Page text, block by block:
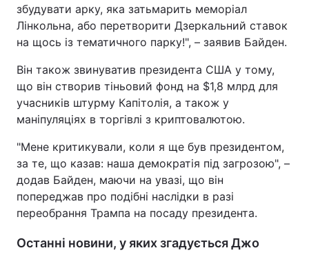
збудувати арку, яка затьмарить меморіал
Лінкольна, або перетворити Дзеркальний ставок
на щось із тематичного парку!", – заявив Байден.
Він також звинуватив президента США у тому,
що він створив тіньовий фонд на $1,8 млрд для
учасників штурму Капітолія, а також у
маніпуляціях в торгівлі з криптовалютою.
"Мене критикували, коли я ще був президентом,
за те, що казав: наша демократія під загрозою", –
додав Байден, маючи на увазі, що він
попереджав про подібні наслідки в разі
переобрання Трампа на посаду президента.
Останні новини, у яких згадується Джо